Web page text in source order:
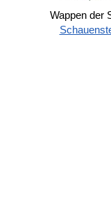
Wappen der